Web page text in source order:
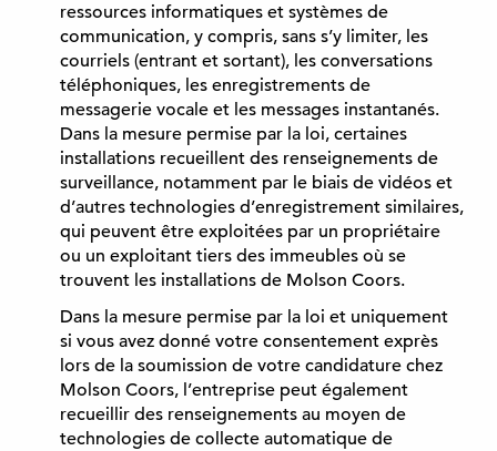
ressources informatiques et systèmes de
communication, y compris, sans s’y limiter, les
courriels (entrant et sortant), les conversations
téléphoniques, les enregistrements de
messagerie vocale et les messages instantanés.
Dans la mesure permise par la loi, certaines
installations recueillent des renseignements de
surveillance, notamment par le biais de vidéos et
d’autres technologies d’enregistrement similaires,
qui peuvent être exploitées par un propriétaire
ou un exploitant tiers des immeubles où se
trouvent les installations de Molson Coors.
Dans la mesure permise par la loi et uniquement
si vous avez donné votre consentement exprès
lors de la soumission de votre candidature chez
Molson Coors, l’entreprise peut également
recueillir des renseignements au moyen de
technologies de collecte automatique de